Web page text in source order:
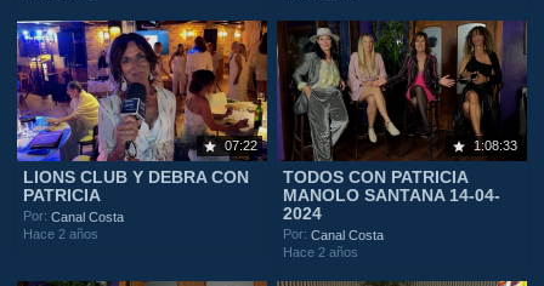
07:22
LIONS CLUB Y DEBRA CON
PATRICIA
Por:Canal Costa
Hace 2 años
1:08:33
TODOS CON PATRICIA
MANOLO SANTANA 14-04-
2024
Por:Canal Costa
Hace 2 años